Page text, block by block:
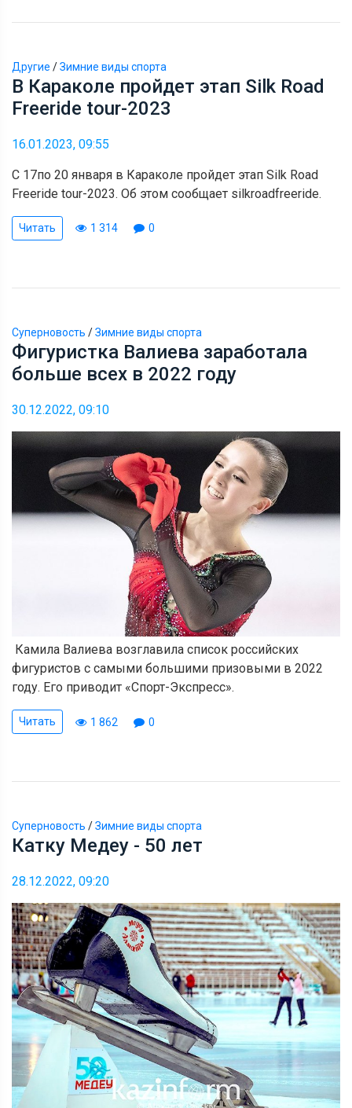
Другие /Зимние виды спорта
В Караколе пройдет этап Silk Road
Freeride tour-2023
16.01.2023, 09:55
С 17по 20 января в Караколе пройдет этап Silk Road
Freeride tour-2023. Об этом сообщает silkroadfreeride.
Читать 1 314 0
Суперновость /Зимние виды спорта
Фигуристка Валиева заработала
больше всех в 2022 году
30.12.2022, 09:10
Камила Валиева возглавила список российских
фигуристов с самыми большими призовыми в 2022
году. Его приводит «Спорт-Экспресс».
Читать 1 862 0
Суперновость /Зимние виды спорта
Катку Медеу - 50 лет
28.12.2022, 09:20